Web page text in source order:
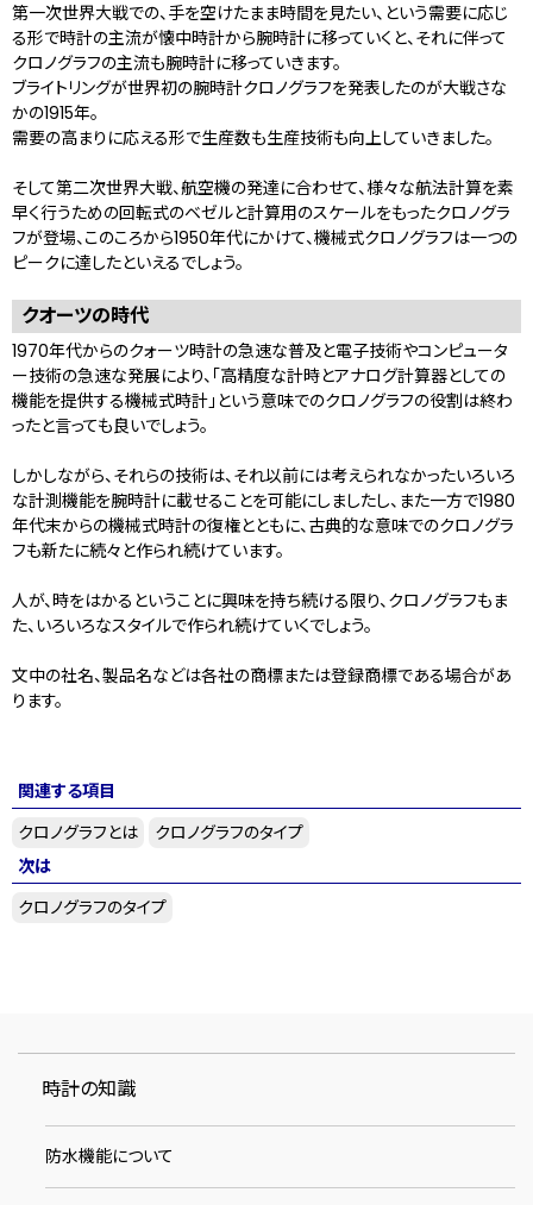
第一次世界大戦での、手を空けたまま時間を見たい、という需要に応じ
る形で時計の主流が懐中時計から腕時計に移っていくと、それに伴って
クロノグラフの主流も腕時計に移っていきます。
ブライトリングが世界初の腕時計クロノグラフを発表したのが大戦さな
かの1915年。
需要の高まりに応える形で生産数も生産技術も向上していきました。
そして第二次世界大戦、航空機の発達に合わせて、様々な航法計算を素
早く行うための回転式のベゼルと計算用のスケールをもったクロノグラ
フが登場、このころから1950年代にかけて、機械式クロノグラフは一つの
ピークに達したといえるでしょう。
クオーツの時代
1970年代からのクォーツ時計の急速な普及と電子技術やコンピュータ
ー技術の急速な発展により、「高精度な計時とアナログ計算器としての
機能を提供する機械式時計」という意味でのクロノグラフの役割は終わ
ったと言っても良いでしょう。
しかしながら、それらの技術は、それ以前には考えられなかったいろいろ
な計測機能を腕時計に載せることを可能にしましたし、また一方で1980
年代末からの機械式時計の復権とともに、古典的な意味でのクロノグラ
フも新たに続々と作られ続けています。
人が、時をはかるということに興味を持ち続ける限り、クロノグラフもま
た、いろいろなスタイルで作られ続けていくでしょう。
文中の社名、製品名などは各社の商標または登録商標である場合があ
ります。
関連する項目
クロノグラフとは
クロノグラフのタイプ
次は
クロノグラフのタイプ
時計の知識
防水機能について